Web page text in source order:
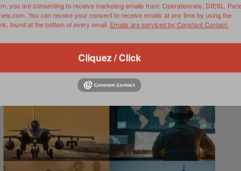
Source : AAE – Une présentation de la 5ème édition
Europe AsterX 2025 avait cette année deux objectifs …
Read more 0 Comments
you are consenting to receive marketing emails from: Operationnels, DIESL,
You can revoke your consent to receive emails at any time by using the
found at the bottom of every email. Emails are serviced by Constant Contact.
Cliquez / Click